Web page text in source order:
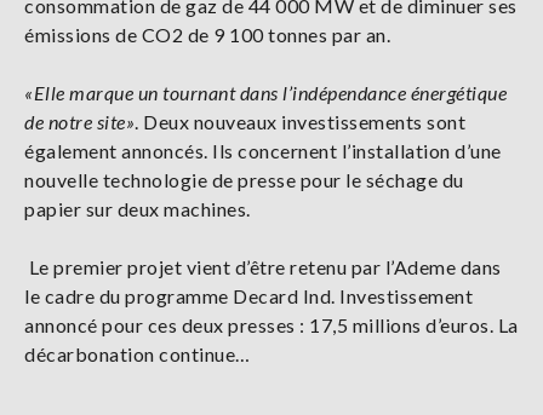
consommation de gaz de 44 000 MW et de diminuer ses
émissions de CO2 de 9 100 tonnes par an.
«Elle marque un tournant dans l’indépendance énergétique
de notre site». Deux nouveaux investissements sont
également annoncés. Ils concernent l’installation d’une
nouvelle technologie de presse pour le séchage du
papier sur deux machines.
Le premier projet vient d’être retenu par l’Ademe dans
le cadre du programme Decard Ind. Investissement
annoncé pour ces deux presses : 17,5 millions d’euros. La
décarbonation continue…